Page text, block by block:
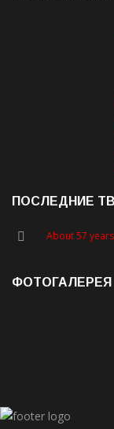
ПОСЛЕДНИЕ
About 57
ФОТОГАЛЕРЕЯ